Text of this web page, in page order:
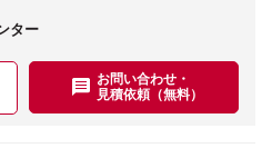
ター
お問い合わせ・
見積依頼（無料）